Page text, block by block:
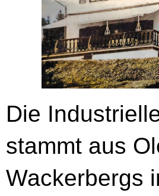
Die
stammt aus
Wackerbergs